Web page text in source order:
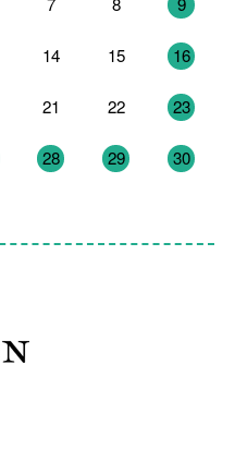
14 15 16
21 22 23
28 29 30